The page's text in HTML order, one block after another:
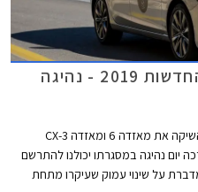
מאזדה 6 ומאזדה CX-3 החדשות 2019 - נהיגה
דלק מוטורס, יבואנית מאזדה לישראל, השיקה את מאזדה 6 ומאזדה CX-3
יום נהיגה במסגרתו יכולנו להתרשם
על שינוי עמוק שעיקרו מתחת